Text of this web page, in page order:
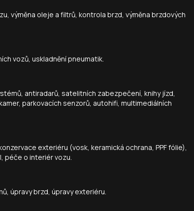
výměna oleje a filtrů, kontrola brzd, výměna brzdových
vozů, uskladnění pneumatik.
antiradarů, satelitních zabezpečení, knihy jízd,
parkovacích senzorů, autohifi, multimediálních
exteriéru (vosk, keramická ochrana, PPF fólie),
péče o interiér vozu.
úpravy brzd, úpravy exteriéru.